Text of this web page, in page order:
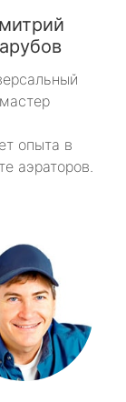
мастер
опыта в
аэраторов.